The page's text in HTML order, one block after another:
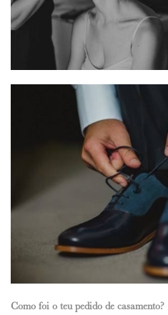
Como foi o teu pedido de casamento?